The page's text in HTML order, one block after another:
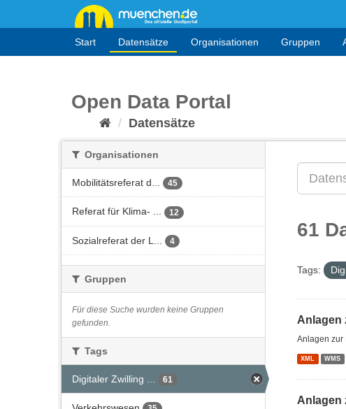
Start Datensätze Organisationen Gruppen
Open Data Portal
Datensätze
Organisationen
Mobilitätsreferat d... 45
Referat für Klima- ... 12
Sozialreferat der L... 4
Gruppen
Für diese Suche wurden keine Gruppen
gefunden.
Tags
Digitaler Zwilling ... 61
61
Tags:
Anlagen
Anlagen zur
XML WMS
Anlagen